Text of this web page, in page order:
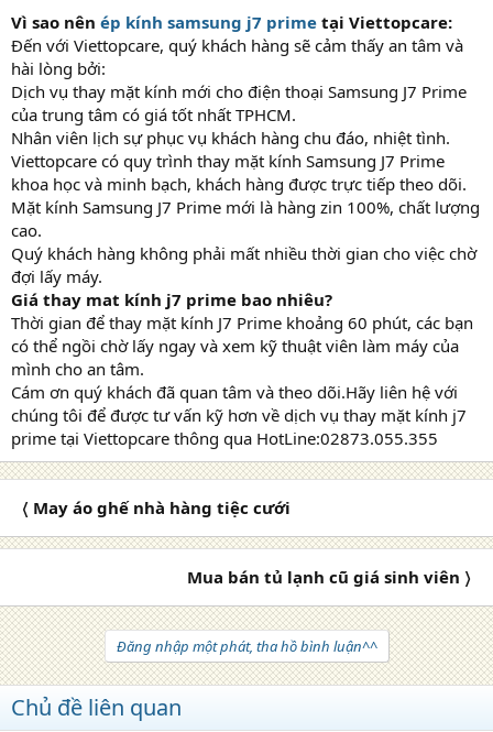
Vì sao nên ép kính samsung j7 prime tại Viettopcare:
Đến với Viettopcare, quý khách hàng sẽ cảm thấy an tâm và
hài lòng bởi:
Dịch vụ thay mặt kính mới cho điện thoại Samsung J7 Prime
của trung tâm có giá tốt nhất TPHCM.
Nhân viên lịch sự phục vụ khách hàng chu đáo, nhiệt tình.
Viettopcare có quy trình thay mặt kính Samsung J7 Prime
khoa học và minh bạch, khách hàng được trực tiếp theo dõi.
Mặt kính Samsung J7 Prime mới là hàng zin 100%, chất lượng
cao.
Quý khách hàng không phải mất nhiều thời gian cho việc chờ
đợi lấy máy.
Giá thay mat kính j7 prime bao nhiêu?
Thời gian để thay mặt kính J7 Prime khoảng 60 phút, các bạn
có thể ngồi chờ lấy ngay và xem kỹ thuật viên làm máy của
mình cho an tâm.
Cám ơn quý khách đã quan tâm và theo dõi.Hãy liên hệ với
chúng tôi để được tư vấn kỹ hơn về dịch vụ thay mặt kính j7
prime tại Viettopcare thông qua HotLine:02873.055.355
〈 May áo ghế nhà hàng tiệc cưới
Mua bán tủ lạnh cũ giá sinh viên 〉
Đăng nhập một phát, tha hồ bình luận^^
Chủ đề liên quan